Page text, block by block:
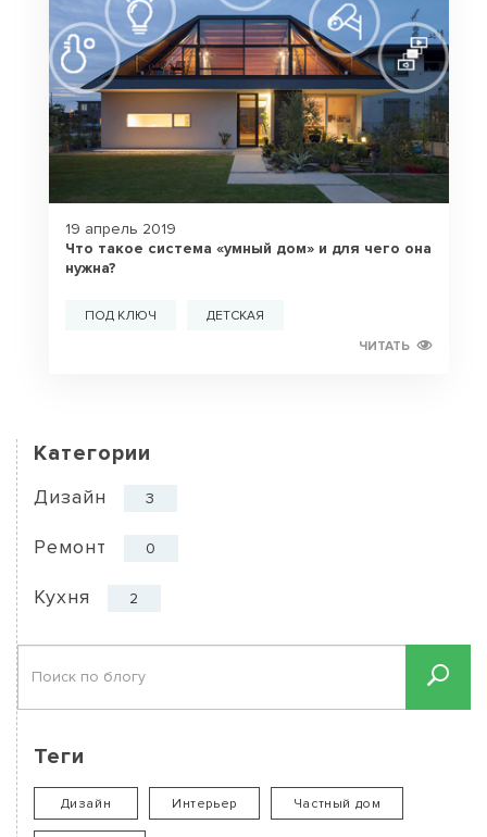
19 апрель 2019
Что такое система «умный дом» и для чего она
нужна?
ПОД КЛЮЧ
ДЕТСКАЯ
ЧИТАТЬ
Категории
Дизайн 3
Ремонт 0
Кухня 2
Теги
Дизайн Интерьер Частный дом